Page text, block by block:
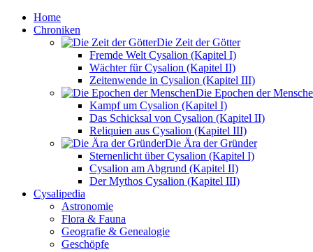
Home
Chroniken
Die Zeit der Götter
Fremde Welt Cysalion (Kapitel I)
Wächter für Cysalion (Kapitel II)
Zeitenwende in Cysalion (Kapitel III)
Die Epochen der
Kampf um Cysalion (Kapitel I)
Das Schicksal von Cysalion (Kapitel II)
Reliquien aus Cysalion (Kapitel III)
Die Ära der Gründer
Sternenlicht über Cysalion (Kapitel I)
Cysalion am Abgrund (Kapitel II)
Der Mythos Cysalion (Kapitel III)
Cysalipedia
Astronomie
Flora & Fauna
Geografie & Genealogie
Geschöpfe